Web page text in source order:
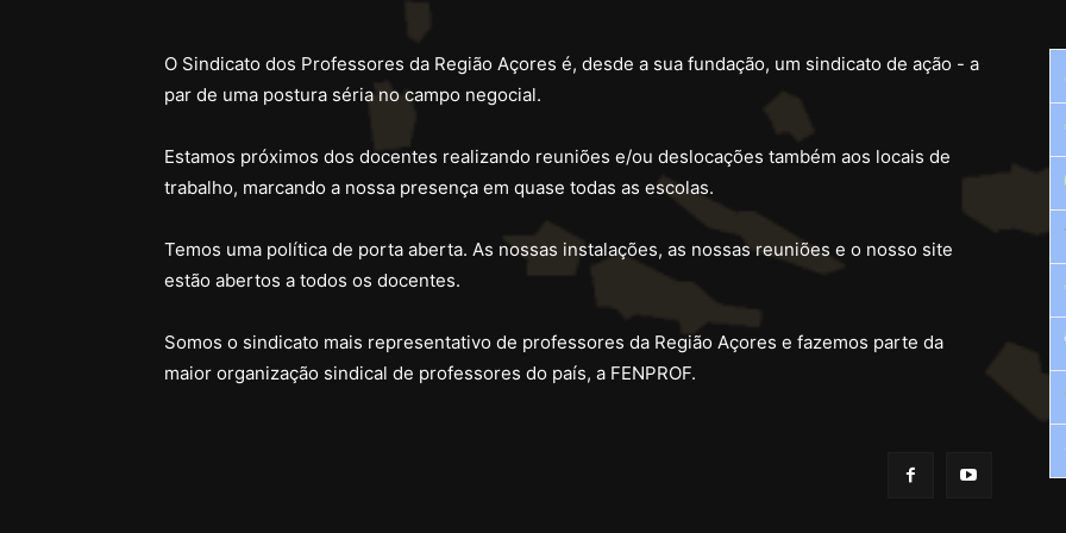
O Sindicato dos Professores da Região Açores é, desde a sua fundação, um sindicato de ação - a
par de uma postura séria no campo negocial.
Estamos próximos dos docentes realizando reuniões e/ou deslocações também aos locais de
trabalho, marcando a nossa presença em quase todas as escolas.
Temos uma política de porta aberta. As nossas instalações, as nossas reuniões e o nosso site
estão abertos a todos os docentes.
Somos o sindicato mais representativo de professores da Região Açores e fazemos parte da
maior organização sindical de professores do país, a FENPROF.